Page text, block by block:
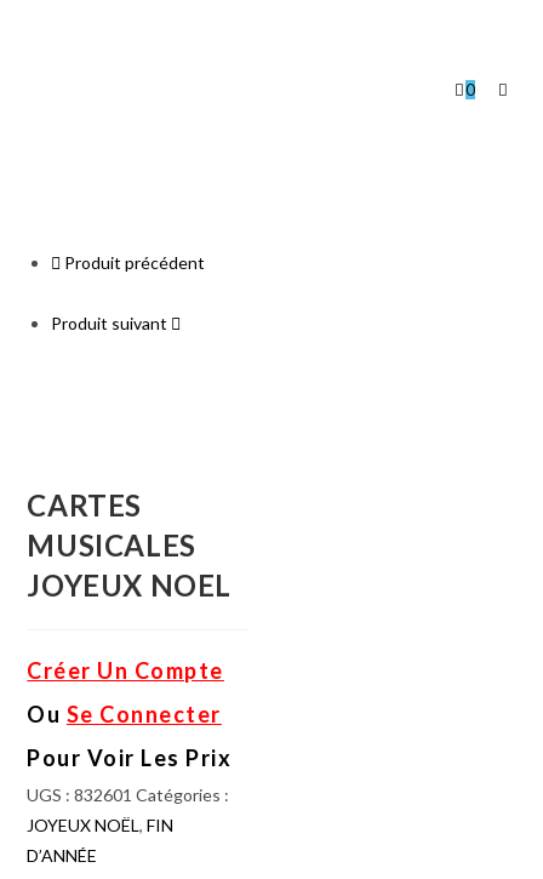
0
Produit précédent
Produit suivant
CARTES
MUSICALES
JOYEUX NOEL
Créer Un Compte
Ou Se Connecter
Pour Voir Les Prix
UGS :832601 Catégories :
JOYEUX NOËL,FIN
D’ANNÉE